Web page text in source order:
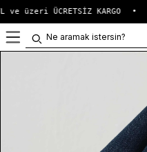
ve üzeri ÜCRETSİZ KARGO •